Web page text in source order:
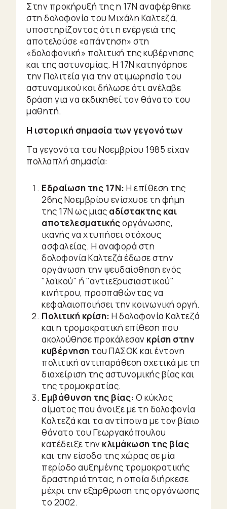
Στην προκήρυξή της η 17Ν αναφέρθηκε
στη δολοφονία του Μιχάλη Καλτεζά,
υποστηρίζοντας ότι η ενέργειά της
αποτελούσε «απάντηση» στη
«δολοφονική» πολιτική της κυβέρνησης
και της αστυνομίας. Η 17Ν κατηγόρησε
την Πολιτεία για την ατιμωρησία του
αστυνομικού και δήλωσε ότι ανέλαβε
δράση για να εκδικηθεί τον θάνατο του
μαθητή.
Η ιστορική σημασία των γεγονότων
Τα γεγονότα του Νοεμβρίου 1985 είχαν
πολλαπλή σημασία:
Εδραίωση της 17Ν: Η επίθεση της
26ης Νοεμβρίου ενίσχυσε τη φήμη
της 17Ν ως μιας αδίστακτης και
αποτελεσματικήςοργάνωσης,
ικανής να χτυπήσει στόχους
ασφαλείας. Η αναφορά στη
δολοφονία Καλτεζά έδωσε στην
οργάνωση την ψευδαίσθηση ενός
"λαϊκού" ή "αντιεξουσιαστικού"
κινήτρου, προσπαθώντας να
κεφαλαιοποιήσει την κοινωνική οργή.
Πολιτική κρίση: Η δολοφονία Καλτεζά
και η τρομοκρατική επίθεση που
ακολούθησε προκάλεσαν κρίση στην
κυβέρνηση του ΠΑΣΟΚ και έντονη
πολιτική αντιπαράθεση σχετικά με τη
διαχείριση της αστυνομικής βίας και
της τρομοκρατίας.
Εμβάθυνση της βίας: Ο κύκλος
αίματος που άνοιξε με τη δολοφονία
Καλτεζά και τα αντίποινα με τον βίαιο
θάνατο του Γεωργακόπουλου
κατέδειξε την κλιμάκωση της βίας
και την είσοδο της χώρας σε μία
περίοδο αυξημένης τρομοκρατικής
δραστηριότητας, η οποία διήρκεσε
μέχρι την εξάρθρωση της οργάνωσης
το 2002.